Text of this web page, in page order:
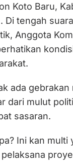
Koto Baru,
Di tengah
Anggota
ada
dari mulut
sasaran.
Ini kan multi